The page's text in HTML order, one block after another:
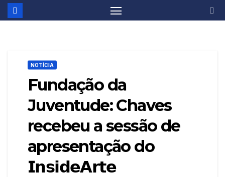
NOTÍCIA
Fundação da
Juventude: Chaves
recebeu a sessão de
apresentação do
𝗜𝗻𝘀𝗶𝗱𝗲𝗔𝗿𝘁𝗲